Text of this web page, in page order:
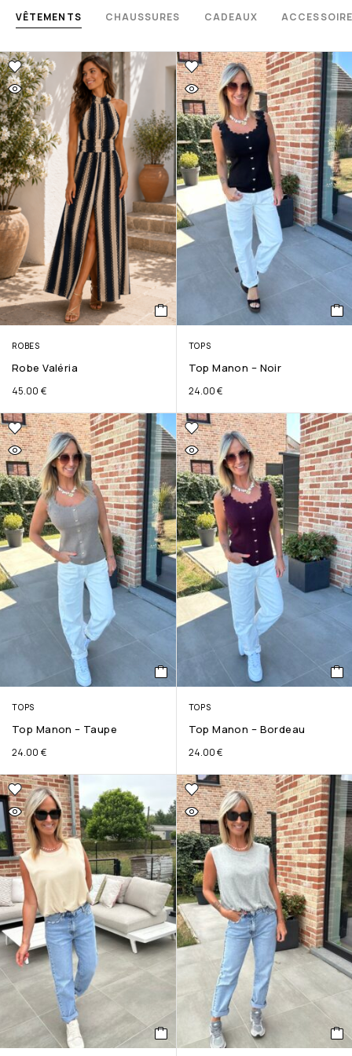
VÊTEMENTS CHAUSSURES CADEAUX
ROBES
Robe Valéria
45.00 €
TOPS
Top Manon – Noir
24.00€
TOPS
Top Manon – Taupe
24.00 €
TOPS
Top Manon – Bordeau
24.00€